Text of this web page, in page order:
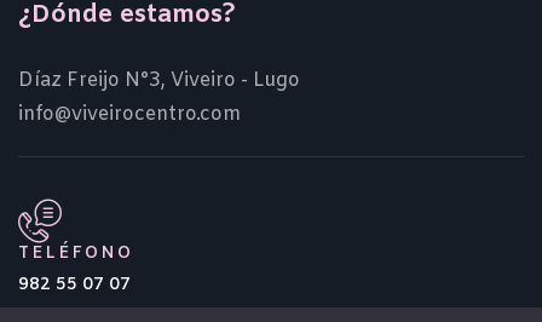
¿Dónde estamos?
Díaz Freijo N°3, Viveiro - Lugo
info@viveirocentro.com
TELÉFONO
982 55 07 07